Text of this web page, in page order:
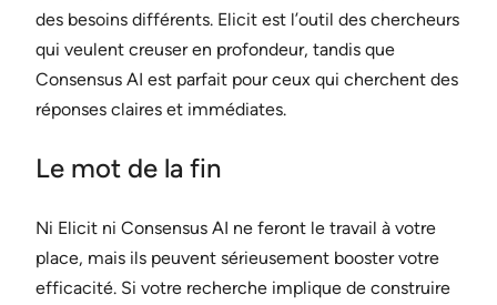
des besoins différents. Elicit est l’outil des chercheurs
qui veulent creuser en profondeur, tandis que
Consensus AI est parfait pour ceux qui cherchent des
réponses claires et immédiates.
Le mot de la fin
Ni Elicit ni Consensus AI ne feront le travail à votre
place, mais ils peuvent sérieusement booster votre
efficacité. Si votre recherche implique de construire